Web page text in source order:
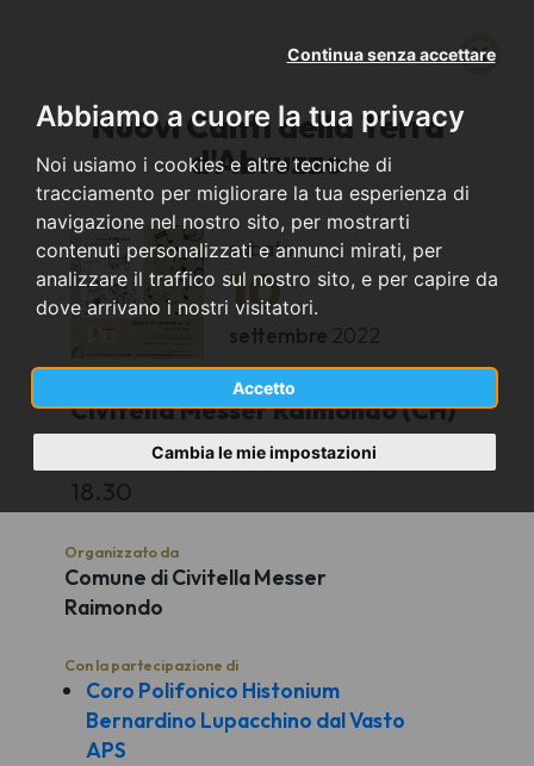
Abbiamo a cuore la tua privacy
Noi usiamo i cookies e altre tecniche di
tracciamento per migliorare la tua esperienza di
navigazione nel nostro sito, per mostrarti
contenuti personalizzati e annunci mirati, per
analizzare il traffico sul nostro sito, e per capire da
dove arrivano i nostri visitatori.
Accetto
Continua senza accettare
Cambia le mie impostazioni
Nuovi Canti della Terra
d'Abruzzo
sabato
10
settembre 2022
Civitella Messer Raimondo (CH)
Cortile Castello Baglioni
18.30
Organizzato da
Comune di Civitella Messer
Raimondo
Con la partecipazione di
Coro Polifonico Histonium
Bernardino Lupacchino dal Vasto
APS